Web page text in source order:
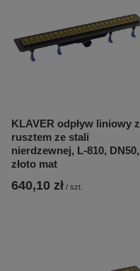
KLAVER odpływ liniowy z
rusztem ze stali
nierdzewnej, L-810, DN50,
złoto mat
640,10 zł / szt.